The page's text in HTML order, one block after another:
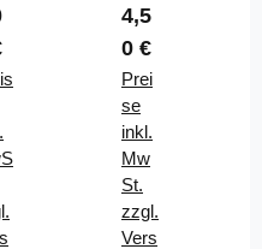
Preis:
3er
Set
2-
4g
Regulärer
4,5
0 €
Prei
se
inkl.
Mw
St.
zzgl.
Vers